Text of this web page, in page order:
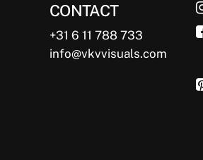
CONTACT
+31 6 11 788 733
info@vkvvisuals.com